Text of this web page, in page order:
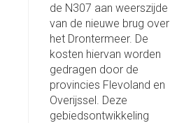
de N307 aan weerszijde
van de nieuwe brug over
het Drontermeer. De
kosten hiervan worden
gedragen door de
provincies Flevoland en
Overijssel. Deze
gebiedsontwikkeling